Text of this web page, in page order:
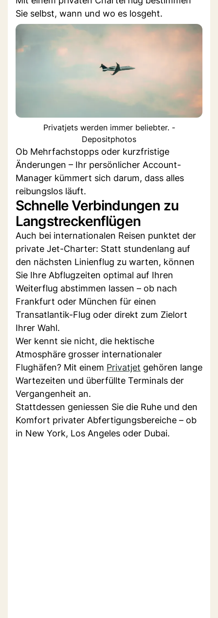
Sie selbst, wann und wo es losgeht.
Privatjets werden immer beliebter. -
Depositphotos
Ob Mehrfachstopps oder kurzfristige
Änderungen – Ihr persönlicher Account-
Manager kümmert sich darum, dass alles
reibungslos läuft.
Schnelle Verbindungen zu
Langstreckenflügen
Auch bei internationalen Reisen punktet der
private Jet-Charter: Statt stundenlang auf
den nächsten Linienflug zu warten, können
Sie Ihre Abflugzeiten optimal auf Ihren
Weiterflug abstimmen lassen – ob nach
Frankfurt oder München für einen
Transatlantik-Flug oder direkt zum Zielort
Ihrer Wahl.
Wer kennt sie nicht, die hektische
Atmosphäre grosser internationaler
Flughäfen? Mit einem Privatjet gehören lange
Wartezeiten und überfüllte Terminals der
Vergangenheit an.
Stattdessen geniessen Sie die Ruhe und den
Komfort privater Abfertigungsbereiche – ob
in New York, Los Angeles oder Dubai.